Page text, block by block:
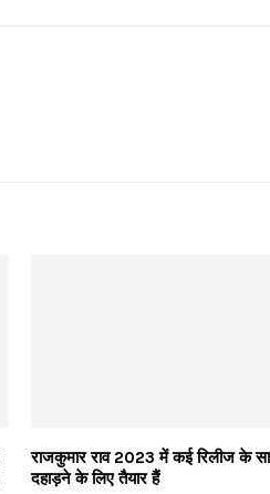
राजकुमार राव 2023 में कई रिलीज के
दहाड़ने के लिए तैयार हैं